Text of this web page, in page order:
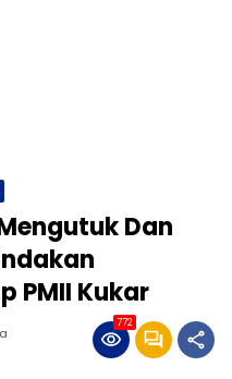
Dan
PMII Kukar
772